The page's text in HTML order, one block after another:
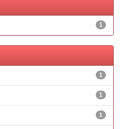
1
1
1
1